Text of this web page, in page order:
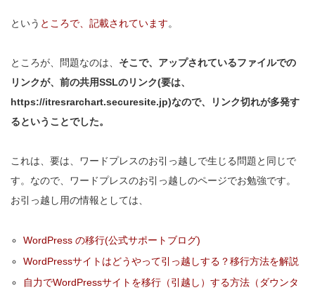
という ところで、記載されています。
ところが、問題なのは、 そこで、アップされているファイルでの
リンクが、前の共用SSLのリンク(要は、
https://itresrarchart.securesite.jp)なので、リンク切れが多発す
るということでした。
これは、要は、ワードプレスのお引っ越しで生じる問題と同じで
す。なので、ワードプレスのお引っ越しのページでお勉強です。
お引っ越し用の情報としては、
WordPress の移行(公式サポートブログ)
WordPressサイトはどうやって引っ越しする？移行方法を解説
自力でWordPressサイトを移行（引越し）する方法（ダウンタ